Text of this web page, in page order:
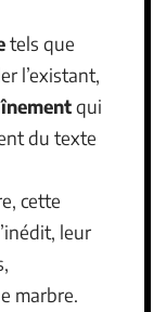
tels que
l’existant,
qui
du texte
cette
leur
marbre.